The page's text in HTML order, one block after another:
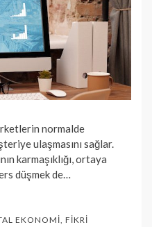
normalde
ulaşmasını sağlar.
karmaşıklığı, ortaya
düşmek de…
EKONOMI, FIKRI